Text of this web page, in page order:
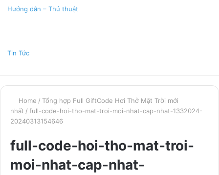
Hướng dẫn – Thủ thuật
Tin Tức
Home / Tổng hợp Full GiftCode Hơi Thở Mặt Trời mới
nhất / full-code-hoi-tho-mat-troi-moi-nhat-cap-nhat-1332024-
20240313154646
full-code-hoi-tho-mat-troi-
moi-nhat-cap-nhat-